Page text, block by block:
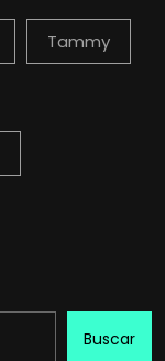
Tammy
Buscar